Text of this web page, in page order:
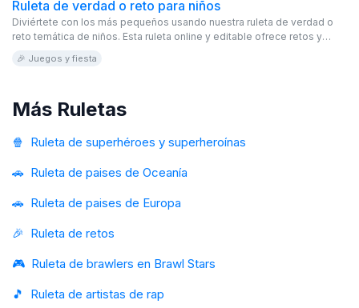
Ruleta de verdad o reto para niños
Diviértete con los más pequeños usando nuestra ruleta de verdad o
reto temática de niños. Esta ruleta online y editable ofrece retos y
y el entretenimiento con este juego virtual y gratuito!
🎉 Juegos y fiesta
Más Ruletas
🍿 Ruleta de superhéroes y superheroínas
🚗 Ruleta de paises de Oceanía
🚗 Ruleta de paises de Europa
🎉 Ruleta de retos
🎮 Ruleta de brawlers en Brawl Stars
🎵
Ruleta de artistas de rap